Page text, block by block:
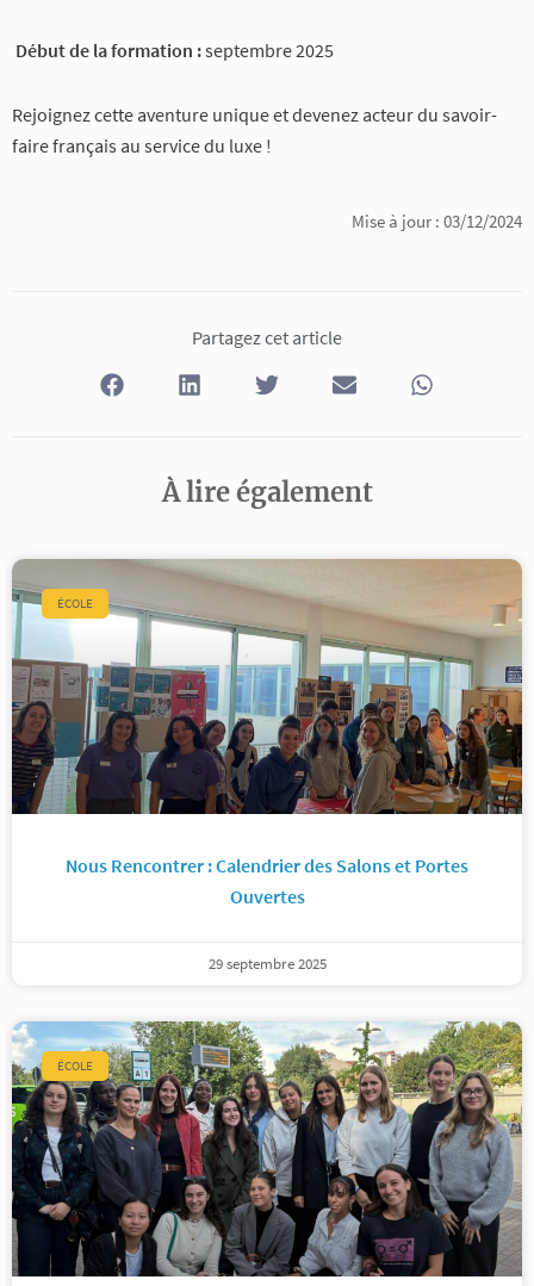
Début de la formation :septembre 2025
Rejoignez cette aventure unique et devenez acteur du savoir-
faire français au service du luxe !
Mise à jour : 03/12/2024
Partagez cet article
À lire également
ÉCOLE
Nous Rencontrer : Calendrier des Salons et Portes
Ouvertes
29 septembre 2025
ÉCOLE